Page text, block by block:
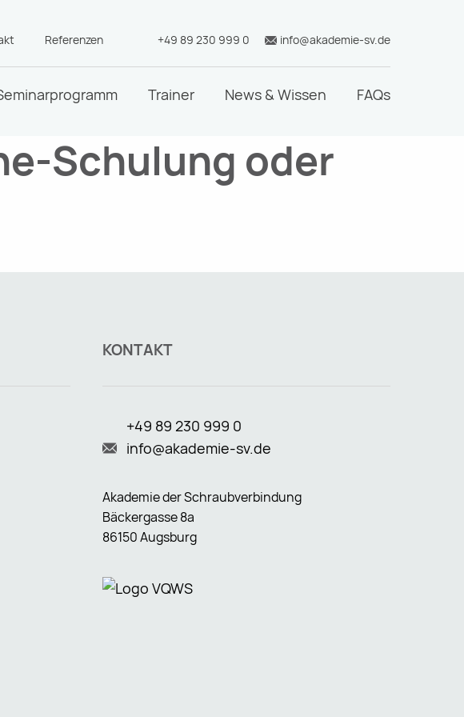
Referenzen +49 89 230 999 0 info@akademie-sv.de
Trainer News & Wissen FAQs
Schulung oder
KONTAKT
+49 89 230 999 0
info@akademie-sv.de
Akademie der Schraubverbindung
Bäckergasse 8a
86150 Augsburg